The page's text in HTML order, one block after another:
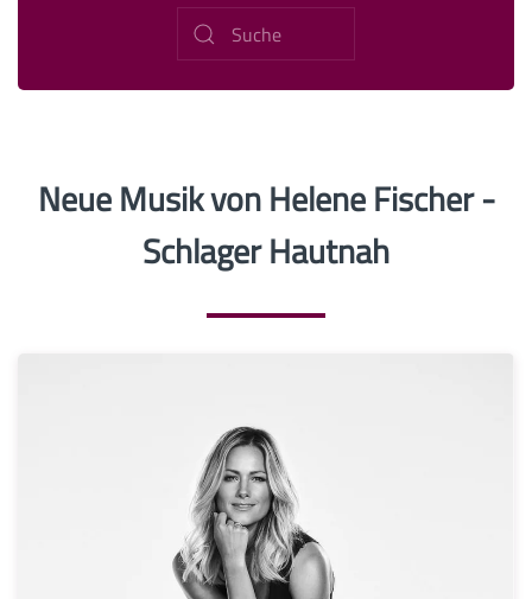
Neue Musik von Helene Fischer -
Schlager Hautnah